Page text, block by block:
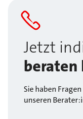
Jetzt
beraten
Sie haben
unseren